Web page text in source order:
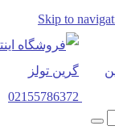
Skip to